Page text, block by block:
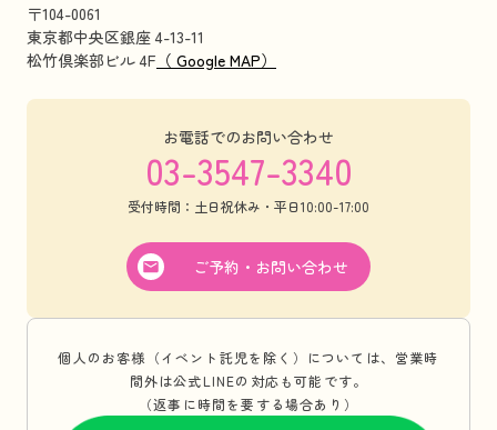
〒104-0061
東京都中央区銀座 4-13-11
松竹倶楽部ビル 4F （ Google MAP）
お電話でのお問い合わせ
03-3547-3340
受付時間：土日祝休み・平日10:00-17:00
ご予約・お問い合わせ
個人のお客様（イベント託児を除く）については、営業時
間外は公式LINEの対応も可能です。
（返事に時間を要する場合あり）